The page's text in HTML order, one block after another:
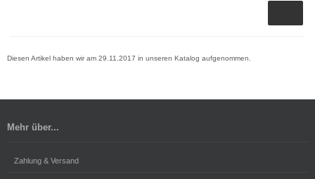
Diesen Artikel haben wir am 29.11.2017 in unseren Katalog aufgenommen.
Mehr über...
Zahlung & Versand